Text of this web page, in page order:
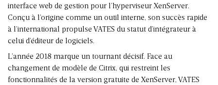
interface web de gestion pour l’hyperviseur XenServer.
Conçu à l’origine comme un outil interne, son succès rapide
à l’international propulse VATES du statut d’intégrateur à
celui d’éditeur de logiciels.
L’année 2018 marque un tournant décisif. Face au
changement de modèle de Citrix, qui restreint les
fonctionnalités de la version gratuite de XenServer, VATES